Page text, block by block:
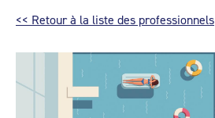
<< Retour à la liste des professionnels